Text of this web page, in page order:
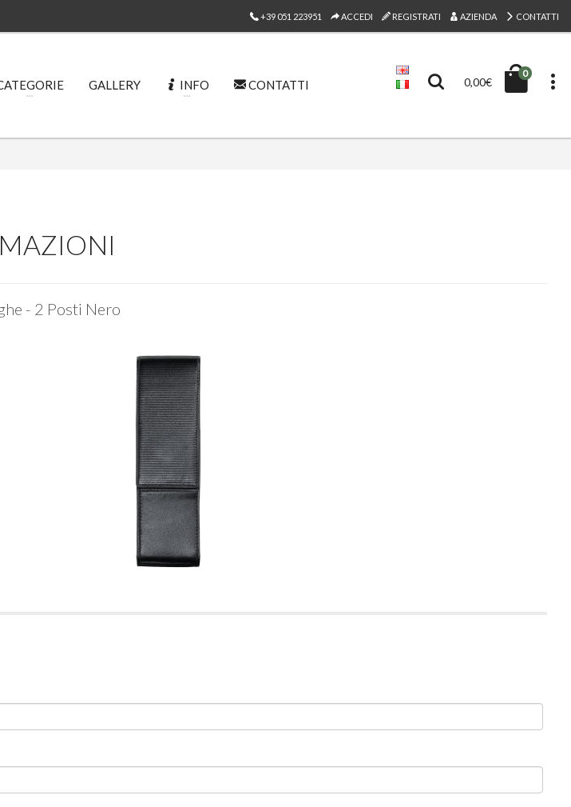
+39 051 223951 ACCEDI REGISTRATI AZIENDA CONTATTI
0,00€
0
GALLERY INFO CONTATTI
- 2 Posti Nero